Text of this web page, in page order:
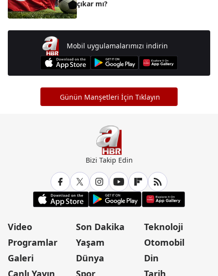
çıkar mı?
Mobil uygulamalarımızı indirin
Günün Manşetleri İçin Tıklayın
Bizi Takip Edin
Video
Programlar
Galeri
Son Dakika
Yaşam
Dünya
Teknoloji
Otomobil
Din